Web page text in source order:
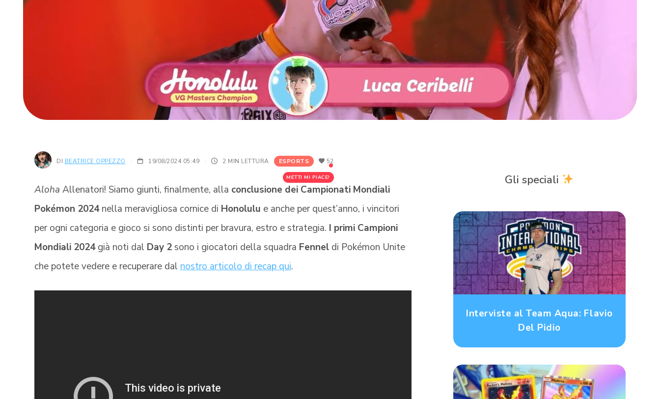
DI BEATRICE OPPEZZO 19/08/2024 05:49 · 2 MIN LETTURA ESPORTS
METTI MI PIACE!
52
Aloha Allenatori! Siamo giunti, finalmente, alla conclusione dei Campionati Mondiali
Pokémon 2024nella meravigliosa cornice di Honolulu e anche per quest’anno, i vincitori
per ogni categoria e gioco si sono distinti per bravura, estro e strategia. I primi Campioni
Mondiali 2024già noti dal Day 2 sono i giocatori della squadra Fennel di Pokémon Unite
che potete vedere e recuperare dal nostro articolo di recap qui.
Gli speciali
Interviste al Team Aqua: Flavio
Del Pidio